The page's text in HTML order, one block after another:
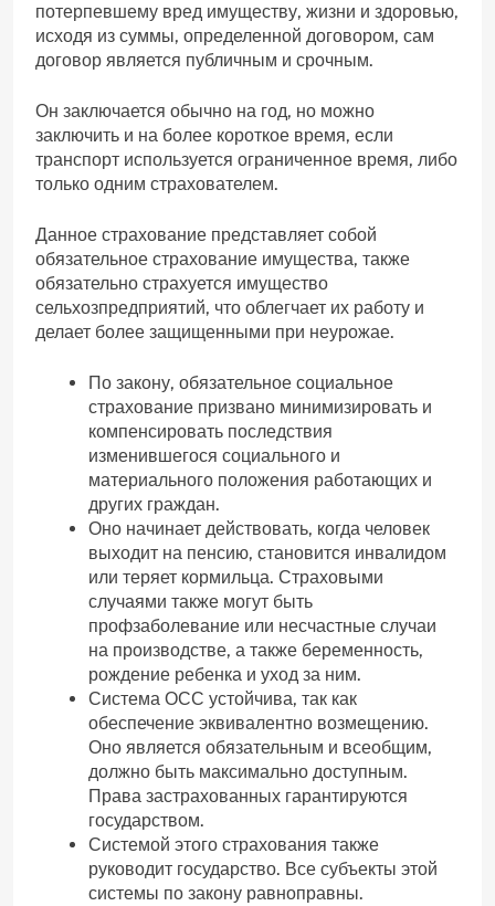
потерпевшему вред имуществу, жизни и здоровью,
исходя из суммы, определенной договором, сам
договор является публичным и срочным.
Он заключается обычно на год, но можно
заключить и на более короткое время, если
транспорт используется ограниченное время, либо
только одним страхователем.
Данное страхование представляет собой
обязательное страхование имущества, также
обязательно страхуется имущество
сельхозпредприятий, что облегчает их работу и
делает более защищенными при неурожае.
По закону, обязательное социальное
страхование призвано минимизировать и
компенсировать последствия
изменившегося социального и
материального положения работающих и
других граждан.
Оно начинает действовать, когда человек
выходит на пенсию, становится инвалидом
или теряет кормильца. Страховыми
случаями также могут быть
профзаболевание или несчастные случаи
на производстве, а также беременность,
рождение ребенка и уход за ним.
Система ОСС устойчива, так как
обеспечение эквивалентно возмещению.
Оно является обязательным и всеобщим,
должно быть максимально доступным.
Права застрахованных гарантируются
государством.
Системой этого страхования также
руководит государство. Все субъекты этой
системы по закону равноправны.